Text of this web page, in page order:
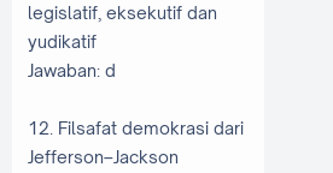
legislatif, eksekutif dan
yudikatif
Jawaban: d
12. Filsafat demokrasi dari
Jefferson–Jackson